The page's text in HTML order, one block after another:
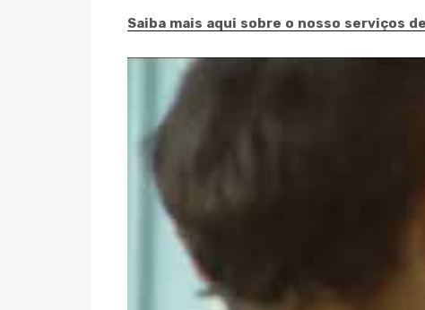
Saiba mais aqui sobre o nosso serviços